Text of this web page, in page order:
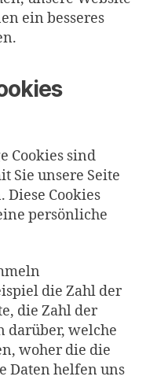
ein besseres
Cookies sind
Sie unsere Seite
Cookies
persönliche
die Zahl der
die Zahl der
welche
woher die die
Daten helfen uns